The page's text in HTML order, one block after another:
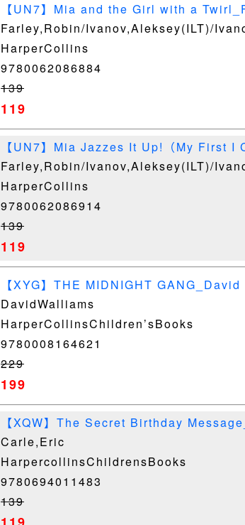
【UN7】Mia and the Girl with a
Aleksey (
Farley,Robin/Ivanov,Aleksey(ILT)/
HarperCollins
9780062086884
139
119
【UN7】Mia Jazzes It Up!（My First I
Robin/ Ivanov,
Farley,Robin/Ivanov,Aleksey(ILT)/
HarperCollins
9780062086914
139
119
【XYG】THE MIDNIGHT
DavidWalliams
HarperCollinsChildren’sBooks
9780008164621
229
199
【XQW】The Secret Birthday
Carle,Eric
HarpercollinsChildrensBooks
9780694011483
139